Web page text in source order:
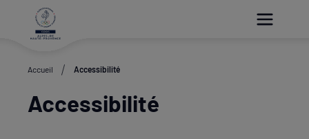
Accueil Accessibilité
Accessibilité
Paramétrer les cookies